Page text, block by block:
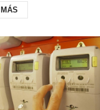
por los fabricantes de